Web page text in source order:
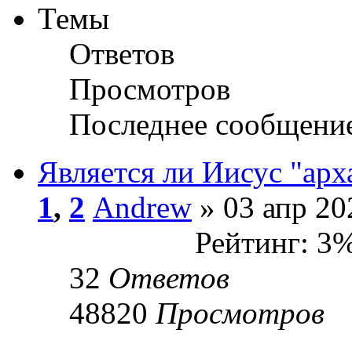
Темы
Ответов
Просмотров
Последнее
Является ли Иисус
1, 2 Andrew » 03 апр
Рейтинг:
32 Ответов
48820 Просмотров